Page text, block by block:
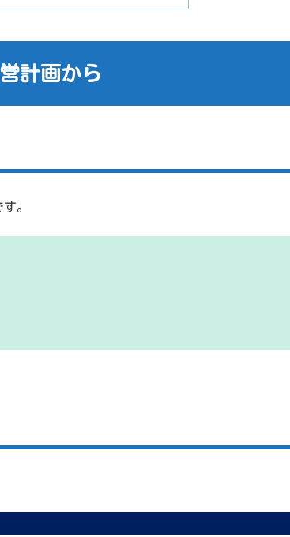
計画から
。